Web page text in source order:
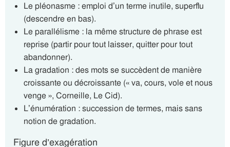
Le pléonasme : emploi d’un terme inutile, superflu
(descendre en bas).
Le parallélisme : la même structure de phrase est
reprise (partir pour tout laisser, quitter pour tout
abandonner).
La gradation : des mots se succèdent de manière
croissante ou décroissante (« va, cours, vole et nous
venge », Corneille, Le Cid).
L’énumération : succession de termes, mais sans
notion de gradation.
Figure d’exagération